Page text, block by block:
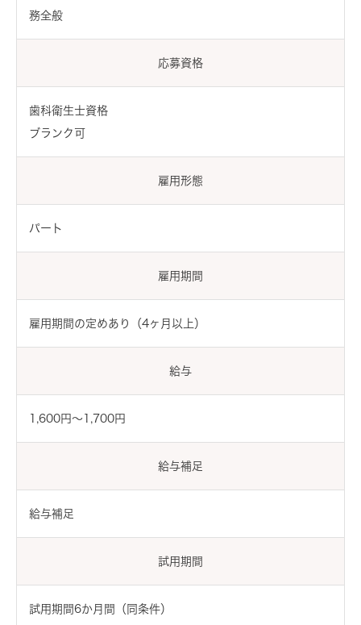
務全般
応募資格
歯科衛生士資格
ブランク可
雇用形態
パート
雇用期間
雇用期間の定めあり（4ヶ月以上）
給与
1,600円〜1,700円
給与補足
給与補足
試用期間
試用期間6か月間（同条件）